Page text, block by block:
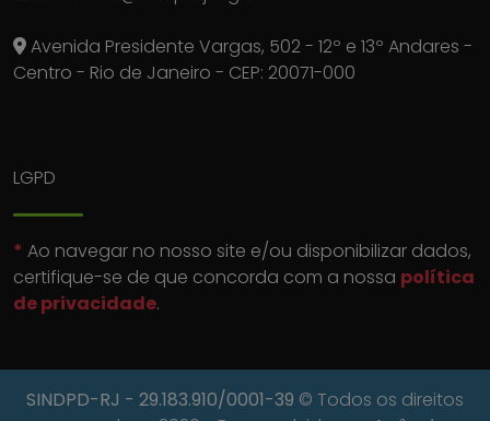
Avenida Presidente Vargas, 502 - 12º e 13º Andares -
Centro - Rio de Janeiro - CEP: 20071-000
LGPD
* Ao navegar no nosso site e/ou disponibilizar dados,
certifique-se de que concorda com a nossa política
de privacidade.
SINDPD-RJ - 29.183.910/0001-39 © Todos os direitos